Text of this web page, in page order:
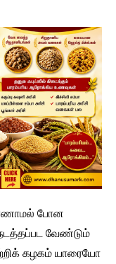
போன
வேண்டும்
கழகம் யாரையோ